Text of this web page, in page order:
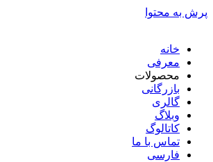
پرش به محتوا
خانه
معرفی
محصولات
بازرگانی
گالری
وبلاگ
کاتالوگ
تماس با ما
فارسی